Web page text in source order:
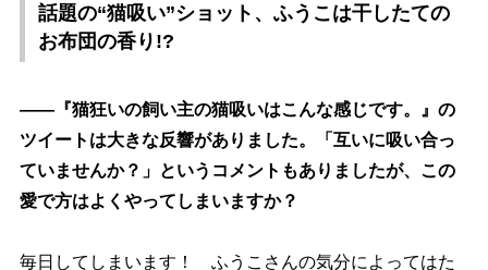
話題の“猫吸い”ショット、ふうこは干したての
お布団の香り!?
――『猫狂いの飼い主の猫吸いはこんな感じです。』の
ツイートは大きな反響がありました。「互いに吸い合っ
ていませんか？」というコメントもありましたが、この
愛で方はよくやってしまいますか？
毎日してしまいます！ ふうこさんの気分によってはた